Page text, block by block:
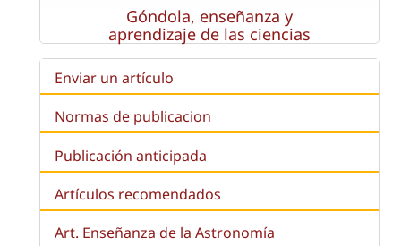
Góndola, enseñanza y
aprendizaje de las ciencias
Enviar un artículo
Normas de publicacion
Publicación anticipada
Artículos recomendados
Art. Enseñanza de la Astronomía